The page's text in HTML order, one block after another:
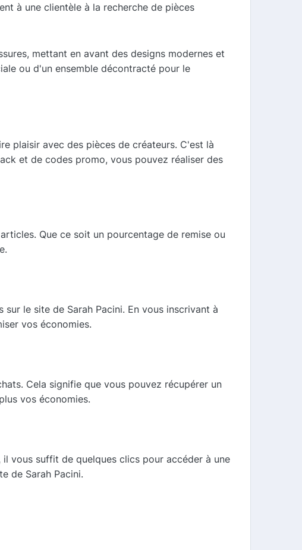
à une clientèle à la recherche de pièces
mettant en avant des designs modernes et
ou d'un ensemble décontracté pour le
plaisir avec des pièces de créateurs. C'est là
et de codes promo, vous pouvez réaliser des
Que ce soit un pourcentage de remise ou
le site de Sarah Pacini. En vous inscrivant à
vos économies.
Cela signifie que vous pouvez récupérer un
vos économies.
vous suffit de quelques clics pour accéder à une
de Sarah Pacini.